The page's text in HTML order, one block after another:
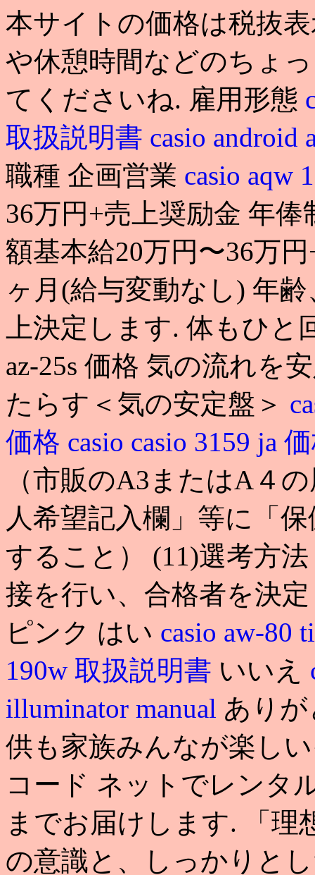
本サイトの価格は税抜
や休憩時間などのちょ
てくださいね. 雇用形態
取扱説明書 casio android
職種 企画営業 casio aqw
36万円+売上奨励金 年俸
額基本給20万円〜36万
ヶ月(給与変動なし) 年
上決定します. 体もひ
az-25s 価格 気の流れを
たらす＜気の安定盤＞
価格 casio casio 3159 ja
（市販のA3またはA４
人希望記入欄」等に「
すること） (11)選考方法
接を行い、合格者を決
ピンク はい casio aw-80
190w 取扱説明書 いいえ
illuminator manual あり
供も家族みんなが楽し
コード ネットでレンタ
までお届けします. 「理
の意識と、しっかりと